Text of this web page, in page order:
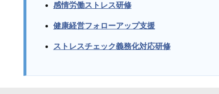
感情労働ストレス研修
健康経営フォローアップ支援
ストレスチェック義務化対応研修